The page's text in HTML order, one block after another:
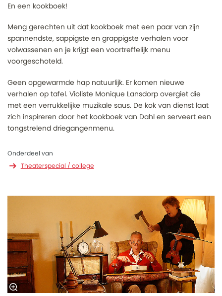
En een kookboek!
Meng gerechten uit dat kookboek met een paar van zijn
spannendste, sappigste en grappigste verhalen voor
volwassenen en je krijgt een voortreffelijk menu
voorgeschoteld.
Geen opgewarmde hap natuurlijk. Er komen nieuwe
verhalen op tafel. Violiste Monique Lansdorp overgiet die
met een verrukkelijke muzikale saus. De kok van dienst laat
zich inspireren door het kookboek van Dahl en serveert een
tongstrelend driegangenmenu.
Onderdeel van
Theaterspecial / college